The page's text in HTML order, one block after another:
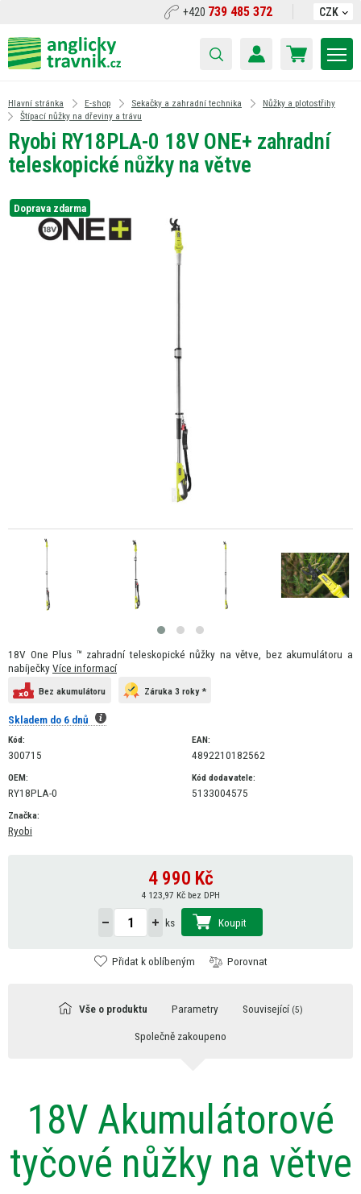
+420 739 485 372 CZK
Hlavní stránka E-shop Sekačky a zahradní technika
Nůžky a plotostřihy
Štípací nůžky na dřeviny a trávu
Ryobi RY18PLA-0 18V ONE+ zahradní
teleskopické nůžky na větve
Doprava zdarma
18V One Plus ™ zahradní teleskopické nůžky na větve, bez akumulátoru a
nabíječkyVíce informací
Bez akumulátoru Záruka 3 roky *
Skladem do 6 dnů
Kód:
300715
EAN:
4892210182562
OEM:
RY18PLA-0
Kód dodavatele:
5133004575
Značka:
Ryobi
4 990 Kč
4 123,97 Kč bez DPH
ks Koupit
Přidat k oblíbeným Porovnat
Vše o produktu Parametry Související (5)
Společně zakoupeno
18V Akumulátorové
tyčové nůžky na větve